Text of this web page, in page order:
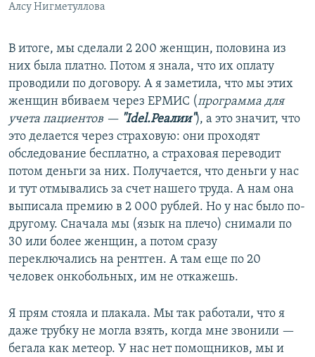
Алсу Нигметуллова
В итоге, мы сделали 2 200 женщин, половина из
них была платно. Потом я знала, что их оплату
проводили по договору. А я заметила, что мы этих
женщин вбиваем через ЕРМИС (программа для
учета пациентов — "Idel.Реалии"), а это значит, что
это делается через страховую: они проходят
обследование бесплатно, а страховая переводит
потом деньги за них. Получается, что деньги у нас
и тут отмывались за счет нашего труда. А нам она
выписала премию в 2 000 рублей. Но у нас было по-
другому. Сначала мы (язык на плечо) снимали по
30 или более женщин, а потом сразу
переключались на рентген. А там еще по 20
человек онкобольных, им не откажешь.
Я прям стояла и плакала. Мы так работали, что я
даже трубку не могла взять, когда мне звонили —
бегала как метеор. У нас нет помощников, мы и